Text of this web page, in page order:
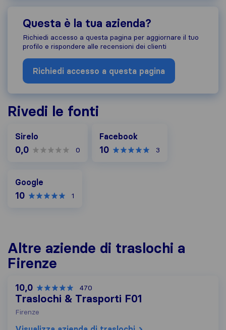
Questa è la tua azienda?
Richiedi accesso a questa pagina per aggiornare il tuo
profilo e rispondere alle recensioni dei clienti
Richiedi accesso a questa pagina
Rivedi le fonti
Sirelo
0,0 0
Facebook
10 3
Google
10 1
Altre aziende di traslochi a
Firenze
10,0 470
Traslochi & Trasporti F01
Firenze